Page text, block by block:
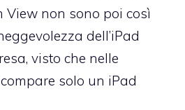
non sono poi così
dell’iPad
visto che nelle
solo un iPad